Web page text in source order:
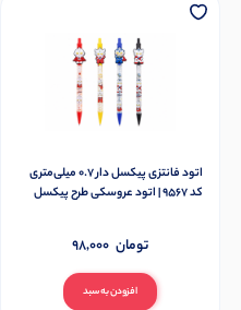
اتود فانتزی پیکسل دار 0.7 میلی‌متری
کد 9567 | اتود عروسکی طرح پیکسل
افزودن به سبد
98,000 تومان